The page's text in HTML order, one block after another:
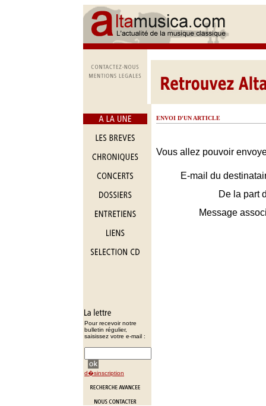
Pour recevoir notre
bulletin régulier,
saisissez votre e-mail :
d�sinscription
ENVOI D'UN ARTICLE
Vous allez pouvoir
E-mail du
De la part
Message